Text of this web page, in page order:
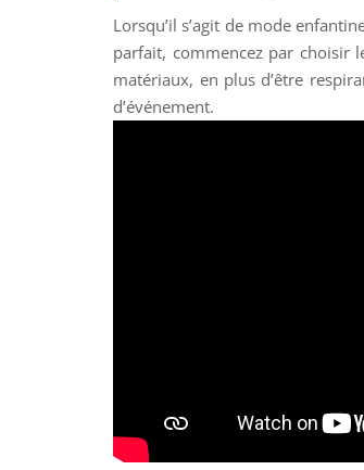
Lorsqu’il s’agit de mode
parfait, commencez par choisir
matériaux, en plus d’être
d’événement.